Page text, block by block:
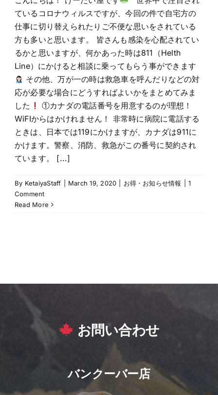
ているコロナウィルスですが、今回の件で自宅方の
仕事に切り替えられたりご不便な思いをされている
方も多いと思います。 皆さんも感染を心配されてい
るかと思いますが、何かあった時は811（Helth
Line）にかけると相談に乗ってもらう事ができます
その他、万が一の時は救急車を呼んだりなどの対
応が必要な場合にどうすればよいかをまとめてみま
した
①カナダの電話番号を用意するのが理想！
WiFIからはかけれません！ 非常時に病院に電話する
ときは、日本では119にかけますが、カナダは911に
かけます。警察、消防、救急がこの番号に契約され
ています。 [...]
By KetaiyaStaff March 19, 2020 お得・お知らせ情報
1
Comment
Read More
お問い合わせ
バンクーバー店